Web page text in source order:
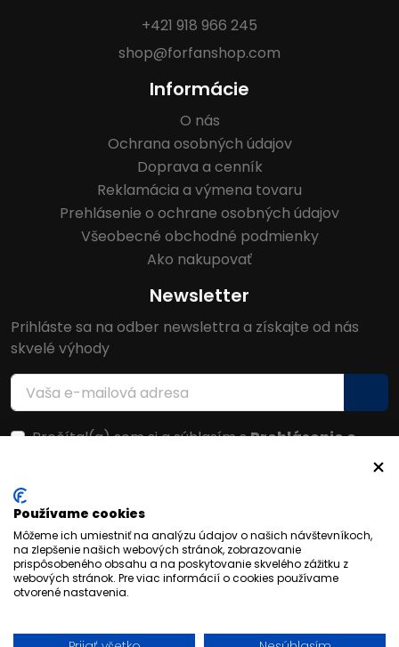
+421 918 966 245
shop@forfanshop.com
Informácie
O nás
Ochrana osobných údajov
Doprava a cenník
Reklamácia a výmena tovaru
Prehlásenie o ochrane osobných údajov
Všeobecné obchodné podmienky
Ako nakupovať
Newsletter
Prihláste sa na odber newslettra a získajte od nás
skvelé výhody
Prečítal(a) som si a súhlasím sPrehlásenie o
Používame cookies
Môžeme ich umiestniť na analýzu údajov o našich návštevníkoch,
na zlepšenie našich webových stránok, zobrazovanie
prispôsobeného obsahu a na poskytovanie skvelého zážitku z
webových stránok. Pre viac informácií o cookies používame
otvorené nastavenia.